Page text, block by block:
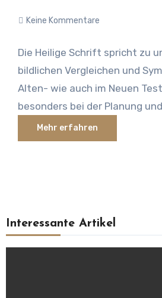
Keine Kommentare
Die Heilige Schrift spricht zu
bildlichen Vergleichen und
Alten- wie auch im Neuen
besonders bei der Planung
Zeltes der Zusammenkunft
in der Wüste, zu der Jahwe
Mehr erfahren
Interessante Artikel